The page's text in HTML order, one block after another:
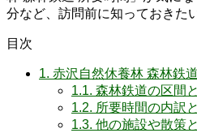
分など、訪問前に知っておきた
目次
1. 赤沢自然休養林 森林鉄
1.1. 森林鉄道の区間
1.2. 所要時間の内訳
1.3. 他の施設や散策